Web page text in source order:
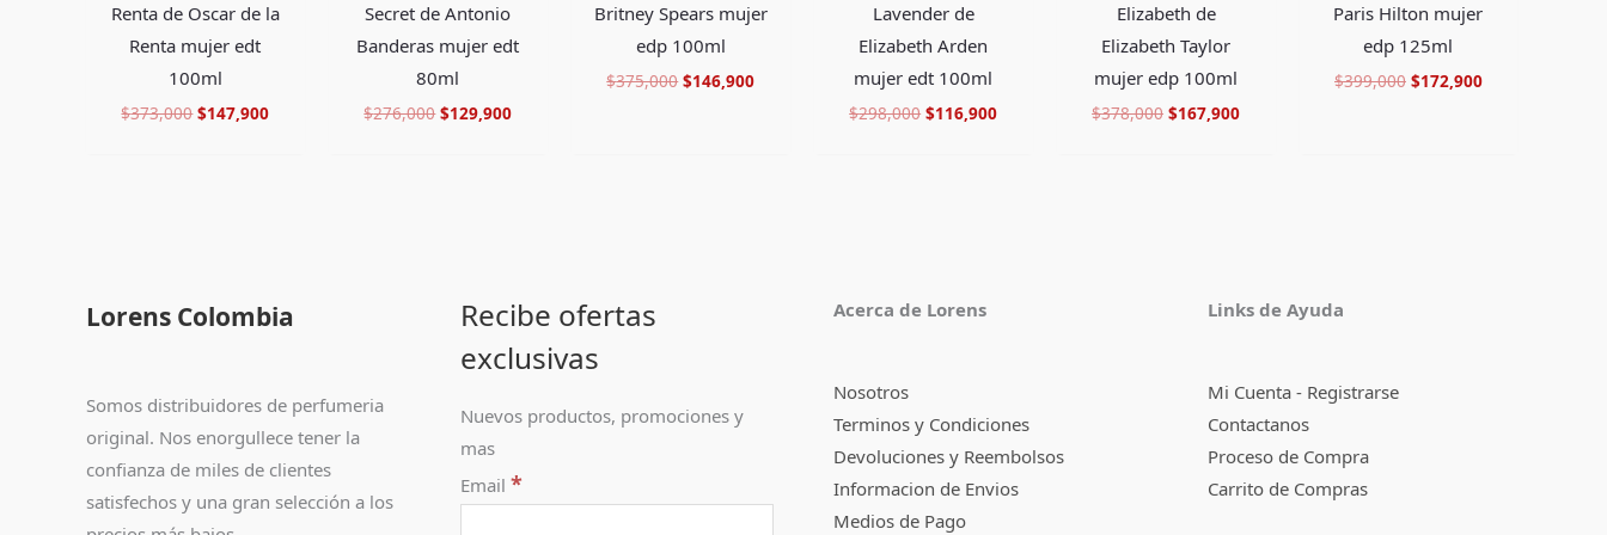
Renta de Oscar de la
Renta mujer edt
100ml
$373,000 $147,900
Secret de Antonio
Banderas mujer edt
80ml
$276,000 $129,900
Britney Spears mujer
edp 100ml
$375,000 $146,900
Lavender de
Elizabeth Arden
mujer edt 100ml
$298,000 $116,900
Elizabeth de
Elizabeth Taylor
mujer edp 100ml
$378,000 $167,900
Paris Hilton mujer
edp 125ml
$399,000 $172,900
Lorens Colombia
Somos distribuidores de perfumeria
original. Nos enorgullece tener la
confianza de miles de clientes
satisfechos y una gran selección a los
Recibe ofertas
exclusivas
Nuevos productos, promociones y
mas
Email *
Acerca de Lorens
Nosotros
Terminos y Condiciones
Devoluciones y Reembolsos
Informacion de Envios
Medios de Pago
Links de Ayuda
Mi Cuenta - Registrarse
Contactanos
Proceso de Compra
Carrito de Compras